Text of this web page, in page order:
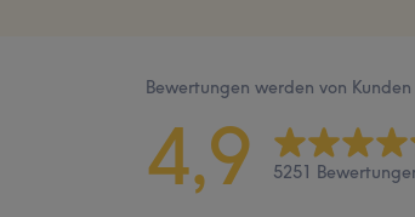
Bewertungen werden von
4,9 5251